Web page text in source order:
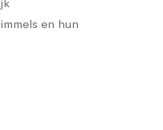
en hun